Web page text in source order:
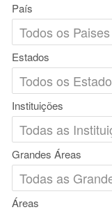
País
Estados
Instituições
Grandes Áreas
Áreas